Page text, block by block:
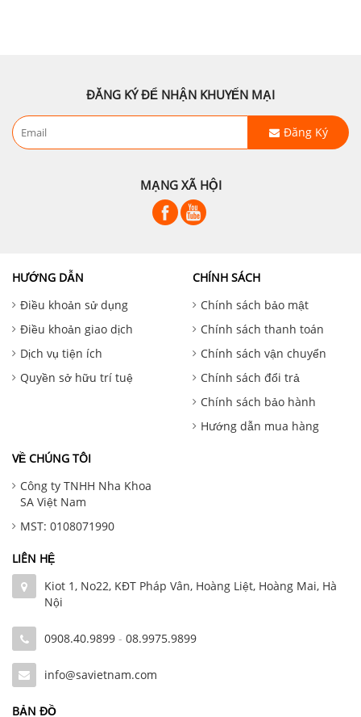
ĐĂNG KÝ ĐỂ NHẬN KHUYẾN MẠI
Đăng Ký
MẠNG XÃ HỘI
HƯỚNG DẪN
Điều khoản sử dụng
Điều khoản giao dịch
Dịch vụ tiện ích
Quyền sở hữu trí tuệ
CHÍNH SÁCH
Chính sách bảo mật
Chính sách thanh toán
Chính sách vận chuyển
Chính sách đổi trả
Chính sách bảo hành
Hướng dẫn mua hàng
VỀ CHÚNG TÔI
Công ty TNHH Nha Khoa
SA Việt Nam
MST: 0108071990
LIÊN HỆ
Kiot 1, No22, KĐT Pháp Vân, Hoàng Liệt, Hoàng Mai, Hà
Nội
0908.40.9899 - 08.9975.9899
info@savietnam.com
BẢN ĐỒ